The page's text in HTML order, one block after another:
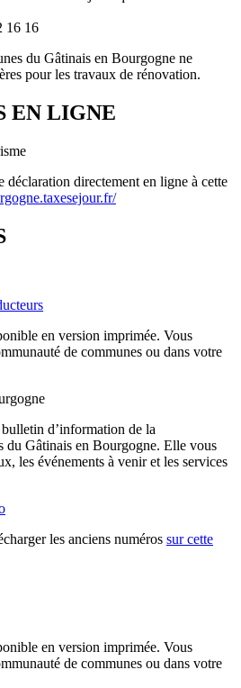
16 16
du Gâtinais en Bourgogne ne
pour les travaux de rénovation.
EN LIGNE
déclaration directement en ligne à cette
en version imprimée. Vous
de communes ou dans votre
d’information de la
du Gâtinais en Bourgogne. Elle vous
les événements à venir et les services
les anciens numéros sur cette
en version imprimée. Vous
de communes ou dans votre